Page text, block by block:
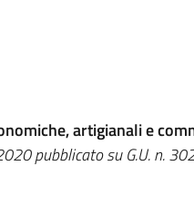
artigianali e
pubblicato su G.U. n.